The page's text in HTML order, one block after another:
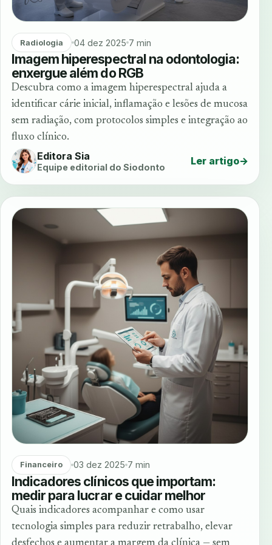
Radiologia 04 dez 2025 7 min
Imagem hiperespectral na odontologia:
enxergue além do RGB
Descubra como a imagem hiperespectral ajuda a
identificar cárie inicial, inflamação e lesões de mucosa
sem radiação, com protocolos simples e integração ao
fluxo clínico.
Editora Sia
Equipe editorial do Siodonto Ler artigo→
Financeiro 03 dez 2025 7 min
Indicadores clínicos que importam:
medir para lucrar e cuidar melhor
Quais indicadores acompanhar e como usar
tecnologia simples para reduzir retrabalho, elevar